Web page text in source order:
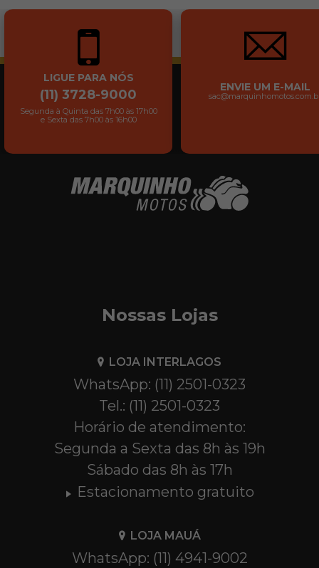
LIGUE PARA NÓS
(11) 3728-9000
Segunda à Quinta das 7h00 às 17h00
e Sexta das 7h00 às 16h00
ENVIE UM E-MAIL
Nossas Lojas
LOJA INTERLAGOS
WhatsApp: (11) 2501-0323
Tel.: (11) 2501-0323
Horário de atendimento:
Segunda a Sexta das 8h às 19h
Sábado das 8h às 17h
Estacionamento gratuito
LOJA MAUÁ
WhatsApp: (11) 4941-9002